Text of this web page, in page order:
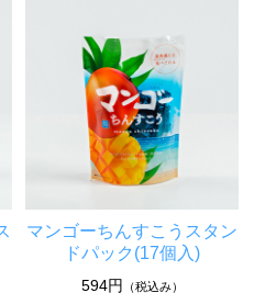
マンゴーちんすこうスタン
ドパック(17個入)
594円 （税込み）